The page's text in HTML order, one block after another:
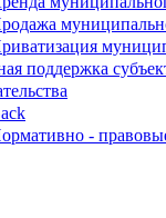
поддержка
-